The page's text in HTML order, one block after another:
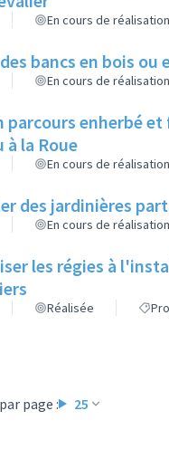
En cours de réalisation
bancs en bois ou
En cours de réalisation
parcours enherbé
à la Roue
En cours de réalisation
des jardinières
En cours de réalisation
les régies à
Réalisée
page : 25